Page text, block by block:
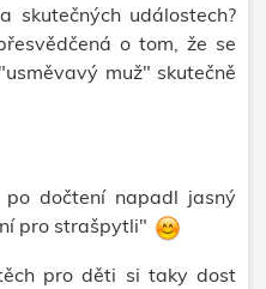
skutečných událostech?
o tom, že se
muž" skutečně
dočtení napadl jasný
pro strašpytli"
pro děti si taky dost